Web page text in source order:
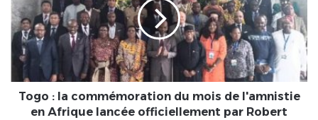
commémoration
du
mois
l'amnistie
en
Afrique
lancée
Togo : la commémoration du mois de l'amnistie
en Afrique lancée officiellement par Robert